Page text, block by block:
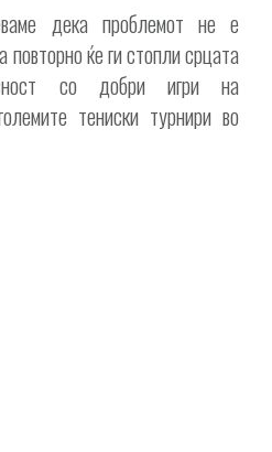
дека проблемот не е
повторно ќе ги стопли срцата
со добри игри на
тениски турнири во